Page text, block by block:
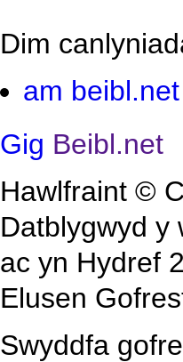
Dim
am beibl.net
Gig Beibl.net
Hawlfraint ©
Datblygwyd y
ac yn Hydref
Elusen
Swyddfa